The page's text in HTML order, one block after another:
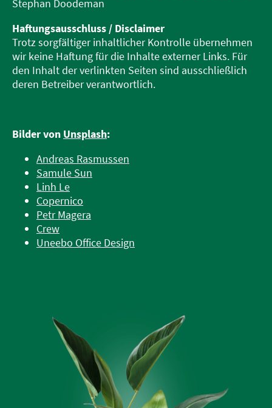
Stephan Doodeman
Haftungsausschluss / Disclaimer
Trotz sorgfältiger inhaltlicher Kontrolle übernehmen
wir keine Haftung für die Inhalte externer Links. Für
den Inhalt der verlinkten Seiten sind ausschließlich
deren Betreiber verantwortlich.
Bilder von Unsplash:
Andreas Rasmussen
Samule Sun
Linh Le
Copernico
Petr Magera
Crew
Uneebo Office Design